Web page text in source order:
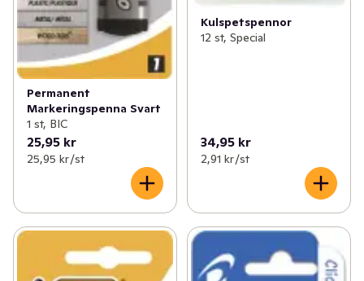
✓ Säsongspynt (7)
✓ Gummisnoddar 0
✓ Post-it (1)
✓ Övrigt kontor (1)
Permanent
Markeringspenna Svart
1 st, BIC
25,95 kr
25,95 kr /st
Kulspetspennor
12 st, Special
34,95 kr
2,91 kr /st